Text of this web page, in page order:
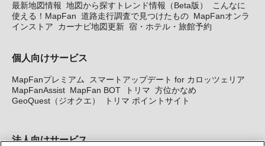
最新地図情報 地図から探すトレンド情報（Beta版）
こんなに
使える！MapFan 道路走行調査で見つけたもの MapFanオンラ
インストア
カーナビ地図更新 宿・ホテル・旅館予約
個人向けサービス
MapFanプレミアム
スマートアップデート for カロッツェリア
MapFanAssist MapFan BOT トリマ 方位かなめ
GeoQuest（ジオクエ）
トリマ ポイントサイト
法人向けサービス